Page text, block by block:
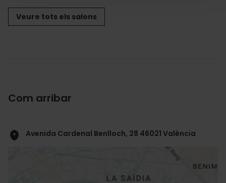
Veure tots els salons
Com arribar
Avenida Cardenal Benlloch, 28 46021 València